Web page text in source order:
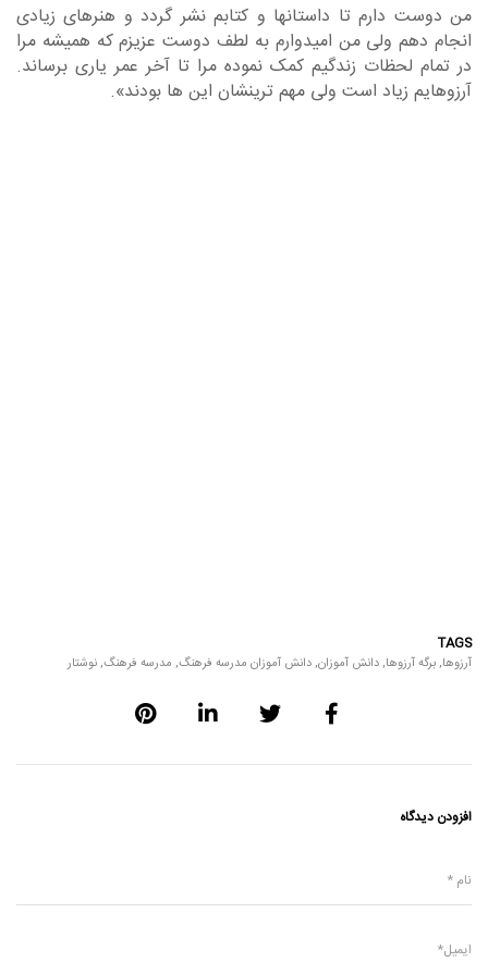
من دوست دارم تا داستانها و کتابم نشر گردد و هنرهای زیادی
انجام دهم ولی من امیدوارم به لطف دوست عزیزم که همیشه مرا
در تمام لحظات زندگیم کمک نموده مرا تا آخر عمر یاری برساند.
آرزوهایم زیاد است ولی مهم ترینشان این ها بودند».
TAGS
آرزوها,برگه آرزوها,دانش آموزان,دانش آموزان مدرسه فرهنگ, مدرسه فرهنگ,نوشتار
افزودن دیدگاه